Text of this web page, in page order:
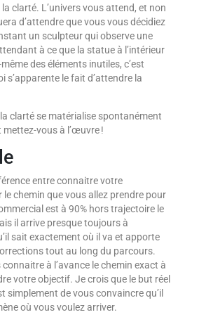
la clarté. L’univers vous attend, et non
d’attendre que vous vous décidiez
un sculpteur qui observe une
à ce que la statue à l’intérieur
des éléments inutiles, c’est
s’apparente le fait d’attendre la
clarté se matérialise spontanément
vous à l’œuvre !
entre connaitre votre
chemin que vous allez prendre pour
est à 90% hors trajectoire le
il arrive presque toujours à
sait exactement où il va et apporte
tout au long du parcours.
à l’avance le chemin exact à
votre objectif. Je crois que le but réel
simplement de vous convaincre qu’il
où vous voulez arriver.